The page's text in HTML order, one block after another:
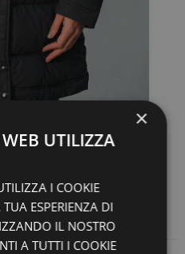
FREHNER
×
UTILIZZA
I COOKIE
ESPERIENZA DI
IL NOSTRO
A TUTTI I COOKIE